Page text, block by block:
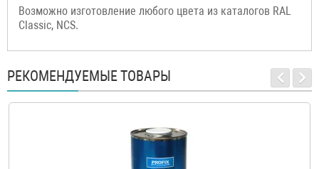
Возможно изготовление любого цвета из каталогов RAL
Classic, NCS.
РЕКОМЕНДУЕМЫЕ ТОВАРЫ